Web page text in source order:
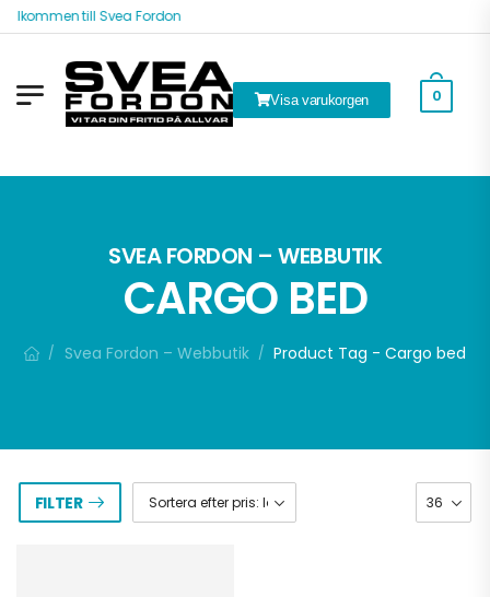
till Svea Fordon
Visa varukorgen 0
SVEA FORDON – WEBBUTIK
CARGO BED
/ Svea Fordon – Webbutik / Product Tag - Cargo bed
FILTER